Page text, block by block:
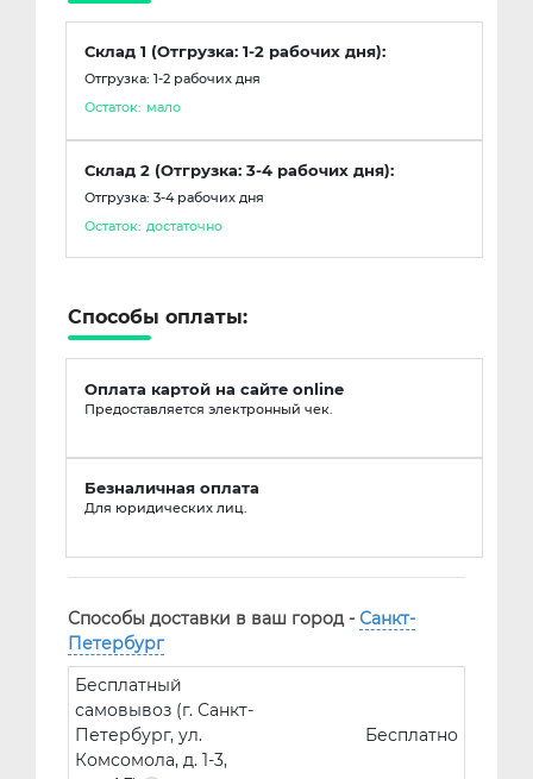
Склад 1 (Отгрузка: 1-2 рабочих дня):
Отгрузка: 1-2 рабочих дня
Остаток: мало
Склад 2 (Отгрузка: 3-4 рабочих дня):
Отгрузка: 3-4 рабочих дня
Остаток: достаточно
Способы оплаты:
Оплата картой на сайте online
Предоставляется электронный чек.
Безналичная оплата
Для юридических лиц.
Способы доставки в ваш город - Санкт-
Петербург
Бесплатный
самовывоз (г. Санкт-
Петербург, ул.
Комсомола, д. 1-3,
Бесплатно